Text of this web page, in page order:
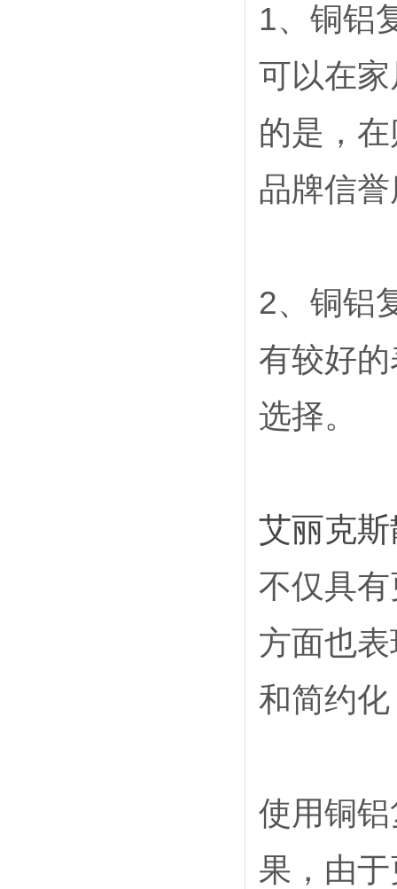
1、铜铝
可以在
的是，
品牌信
2、铜铝
有较好
选择。
艾丽克
不仅具
方面也
和简约
使用铜
果，由